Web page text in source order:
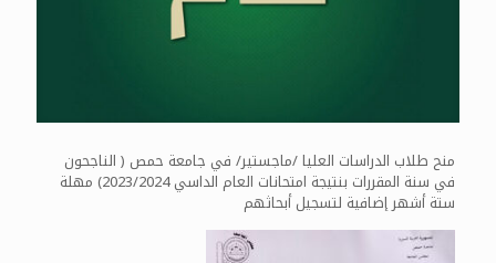
منح طلاب الدراسات العليا /ماجستير/ في جامعة حمص ( الناجحون
في سنة المقررات بنتيجة امتحانات العام الداسي 2023/2024) مهلة
ستة أشهر إضافية لتسجيل أبحاثهم